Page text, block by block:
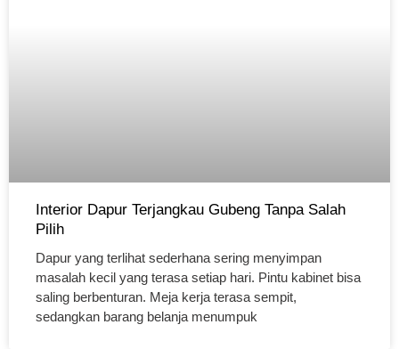
Interior Dapur Terjangkau Gubeng Tanpa Salah
Pilih
Dapur yang terlihat sederhana sering menyimpan
masalah kecil yang terasa setiap hari. Pintu kabinet bisa
saling berbenturan. Meja kerja terasa sempit,
sedangkan barang belanja menumpuk